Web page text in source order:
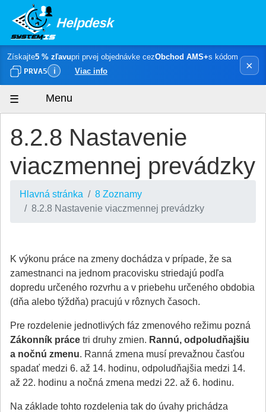
Helpdesk
Získajte5 % zľavupri prvej objednávke cezObchod AMS+s kódom
PRVA5
ℹ Viac info ×
Menu
8.2.8 Nastavenie
viaczmennej prevádzky
Hlavná stránka
8 Zoznamy
8.2.8 Nastavenie viaczmennej prevádzky
K výkonu práce na zmeny dochádza v prípade, že sa
zamestnanci na jednom pracovisku striedajú podľa
dopredu určeného rozvrhu a v priebehu určeného obdobia
(dňa alebo týždňa) pracujú v rôznych časoch.
Pre rozdelenie jednotlivých fáz zmenového režimu pozná
Zákonník práce tri druhy zmien. Rannú, odpoludňajšiu
a nočnú zmenu. Ranná zmena musí prevažnou časťou
spadať medzi 6. až 14. hodinu, odpoludňajšia medzi 14.
až 22. hodinu a nočná zmena medzi 22. až 6. hodinu.
Na základe tohto rozdelenia tak do úvahy prichádza